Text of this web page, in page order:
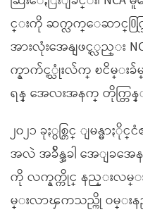
င္းကို ဆက္လက္ေဆာင္႐ြက္
အားလုံးအေနျဖင့္လည္း
က္နာက်င့္သုံးလ်က္ ၿငိမ္း
ရန္ အေလးအနက္ တိုက္တြန္
၂၀၂၁ ခုႏွစ္တြင္ ျမန္မ
အလဲ အခ်ိန္အခါ အေျခအ
ကို လက္နက္ကိုင္ နည္းလမ္
မ္းလာၾကသည္ကို ဝမ္းန